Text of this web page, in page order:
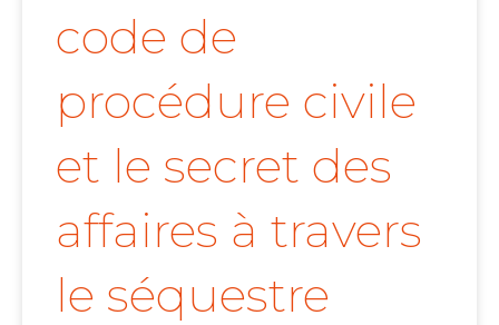
code de
procédure civile
et le secret des
affaires à travers
le séquestre